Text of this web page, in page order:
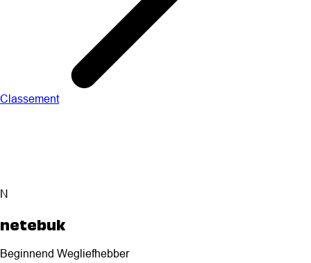
Classement
N
netebuk
Beginnend Wegliefhebber